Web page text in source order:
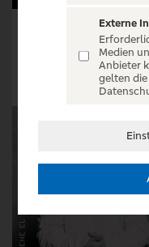
Tickets ab € 56,00
Externe
Medien
Anbieter
gelten